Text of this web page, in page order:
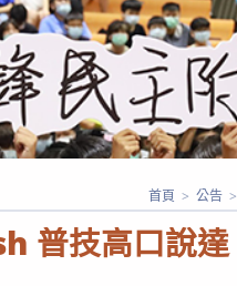
普技高口說達
首頁 > 公告 >